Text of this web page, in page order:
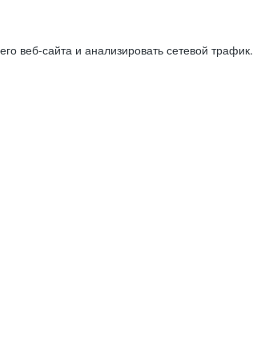
веб-сайта и анализировать сетевой трафик.